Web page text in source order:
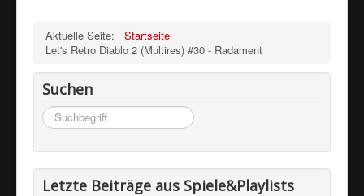
Aktuelle Seite:
Startseite
Let's Retro Diablo 2 (Multires) #30 - Radament
Suchen
Suchen
...
Letzte Beiträge aus Spiele&Playlists